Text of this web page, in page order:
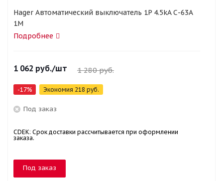
Hager Автоматический выключатель 1P 4.5kA С-63A
1M
Подробнее
1 062 руб./шт 1 280руб.
-17% Экономия 218 руб.
Под заказ
CDEK: Срок доставки рассчитывается при оформлении
заказа.
Под заказ